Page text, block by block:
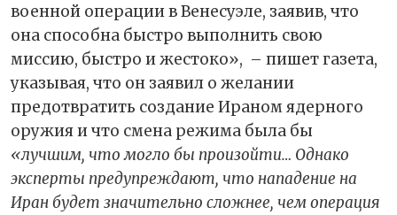
военной операции в Венесуэле, заявив, что
она способна быстро выполнить свою
миссию, быстро и жестоко», – пишет газета,
указывая, что он заявил о желании
предотвратить создание Ираном ядерного
оружия и что смена режима была бы
«лучшим, что могло бы произойти… Однако
эксперты предупреждают, что нападение на
Иран будет значительно сложнее, чем операция